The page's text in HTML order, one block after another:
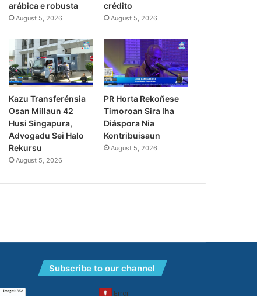
arábica e robusta
August 5, 2026
crédito
August 5, 2026
Kazu Transferénsia
Osan Millaun 42
Husi Singapura,
Advogadu Sei Halo
Rekursu
August 5, 2026
PR Horta Rekoñese
Timoroan Sira Iha
Diáspora Nia
Kontribuisaun
August 5, 2026
Subscribe to our channel